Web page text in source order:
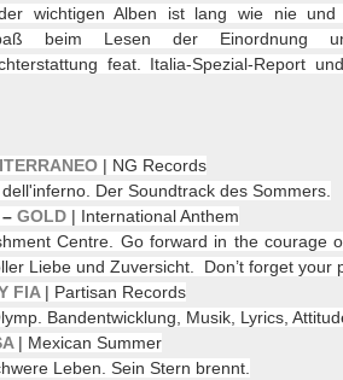
wichtigen Alben ist lang wie nie
beim Lesen der Einordnung
feat. Italia-Spezial-Report
| NG Records
Der Soundtrack des Sommers.
GOLD | International Anthem
Centre. Go forward in the courage
Liebe und Zuversicht. Don’t forget your
FIA | Partisan Records
Bandentwicklung, Musik, Lyrics,
| Mexican Summer
Leben. Sein Stern brennt.